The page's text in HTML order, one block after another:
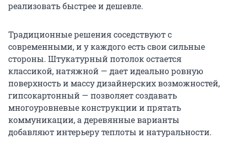
реализовать быстрее и дешевле.
Традиционные решения соседствуют с
современными, и у каждого есть свои сильные
стороны. Штукатурный потолок остается
классикой, натяжной — дает идеально ровную
поверхность и массу дизайнерских возможностей,
гипсокартонный — позволяет создавать
многоуровневые конструкции и прятать
коммуникации, а деревянные варианты
добавляют интерьеру теплоты и натуральности.